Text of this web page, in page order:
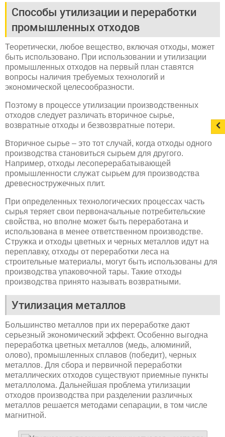
Способы утилизации и переработки
промышленных отходов
Теоретически, любое вещество, включая отходы, может
быть использовано. При использовании и утилизации
промышленных отходов на первый план ставятся
вопросы наличия требуемых технологий и
экономической целесообразности.
Поэтому в процессе утилизации производственных
отходов следует различать вторичное сырье,
возвратные отходы и безвозвратные потери.
Вторичное сырье – это тот случай, когда отходы одного
производства становиться сырьем для другого.
Например, отходы лесоперерабатывающей
промышленности служат сырьем для производства
древесностружечных плит.
При определенных технологических процессах часть
сырья теряет свои первоначальные потребительские
свойства, но вполне может быть переработана и
использована в менее ответственном производстве.
Стружка и отходы цветных и черных металлов идут на
переплавку, отходы от переработки леса на
строительные материалы, могут быть использованы для
производства упаковочной тары. Такие отходы
производства принято называть возвратными.
Утилизация металлов
Большинство металлов при их переработке дают
серьезный экономический эффект. Особенно выгодна
переработка цветных металлов (медь, алюминий,
олово), промышленных сплавов (победит), черных
металлов. Для сбора и первичной переработки
металлических отходов существуют приемные пункты
металлолома. Дальнейшая проблема утилизации
отходов производства при разделении различных
металлов решается методами сепарации, в том числе
магнитной.